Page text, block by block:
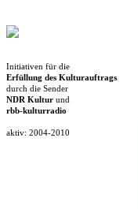
Initiativen für die
Erfüllung des Kulturauftrags
durch die Sender
NDR Kultur und
rbb-kulturradio
aktiv: 2004-2010